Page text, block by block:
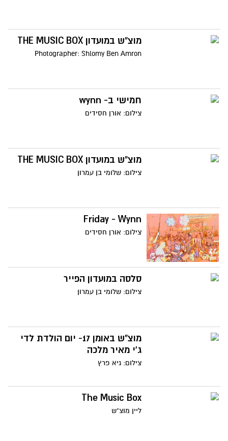
מוצ"ש במועדון THE MUSIC BOX
Photographer: Shlomy Ben Amron
חמישי ב- wynn
צילום: אורן חסידים
מוצ"ש במועדון THE MUSIC BOX
צילום: שלומי בן עמרון
Friday - Wynn
צילום: אורן חסידים
סלסה במועדון הפייר
צילום: שלומי בן עמרון
מוצ"ש באומן 17- יום הולדת לדי
ג'י מאיר מלכה
צילום: גיא פרץ
The Music Box
ליין מוצ"ש